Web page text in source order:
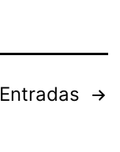
Entradas